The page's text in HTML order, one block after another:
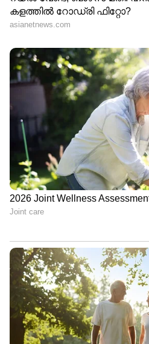
Image Credit : Maruti Suzuki
മാരുതി സുസുക്കി
മാരുതി സുസുക്കി
പെട്രോൾ എഞ്ചിനും 5
ഗിയർബോക്‌സും
ഉയർന്ന വേരിയന്റുകളിൽ
പെട്രോൾ എഞ്ചിനും 6
ഗിയർബോക്‌സും
എയർബാഗുകൾ,
കൺട്രോൾ, നാല് സ്പീക്കർ
റിയർ പാർക്കിംഗ്
ലക്ഷം മുതൽ
7
7